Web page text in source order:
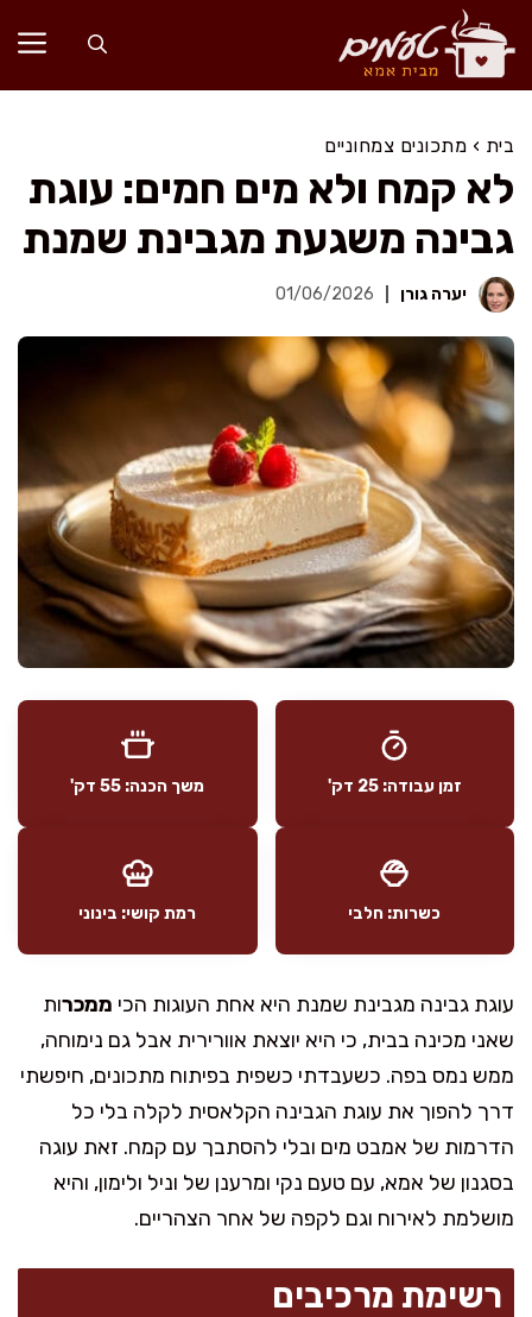
לדלג
לתוכן
בית › מתכונים צמחוניים
לא קמח ולא מים חמים: עוגת
גבינה משגעת מגבינת שמנת
יערה גורן 01/06/2026
זמן עבודה: 25 דק' משך הכנה: 55 דק'
כשרות: חלבי רמת קושי: בינוני
עוגת גבינה מגבינת שמנת היא אחת העוגות הכי ממכרות
שאני מכינה בבית, כי היא יוצאת אוורירית אבל גם נימוחה,
ממש נמס בפה. כשעבדתי כשפית בפיתוח מתכונים, חיפשתי
דרך להפוך את עוגת הגבינה הקלאסית לקלה בלי כל
הדרמות של אמבט מים ובלי להסתבך עם קמח. זאת עוגה
בסגנון של אמא, עם טעם נקי ומרענן של וניל ולימון, והיא
מושלמת לאירוח וגם לקפה של אחר הצהריים.
רשימת מרכיבים